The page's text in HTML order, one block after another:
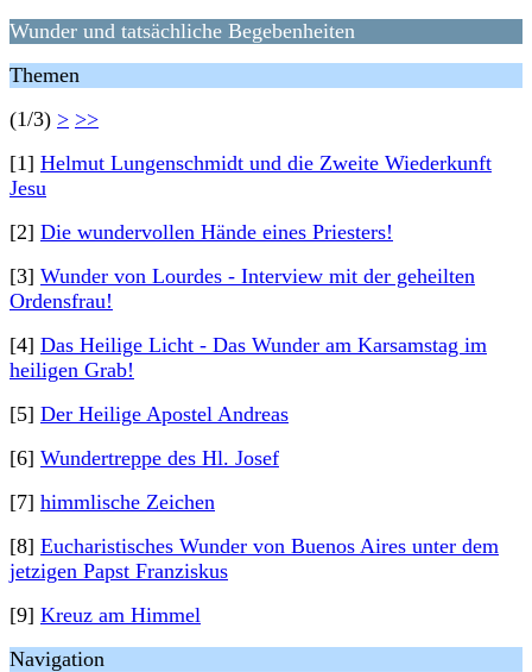
Wunder und tatsächliche Begebenheiten
Themen
(1/3) > >>
[1] Helmut Lungenschmidt und die Zweite Wiederkunft
Jesu
[2] Die wundervollen Hände eines Priesters!
[3] Wunder von Lourdes - Interview mit der geheilten
Ordensfrau!
[4] Das Heilige Licht - Das Wunder am Karsamstag im
heiligen Grab!
[5] Der Heilige Apostel Andreas
[6] Wundertreppe des Hl. Josef
[7] himmlische Zeichen
[8] Eucharistisches Wunder von Buenos Aires unter dem
jetzigen Papst Franziskus
[9] Kreuz am Himmel
Navigation